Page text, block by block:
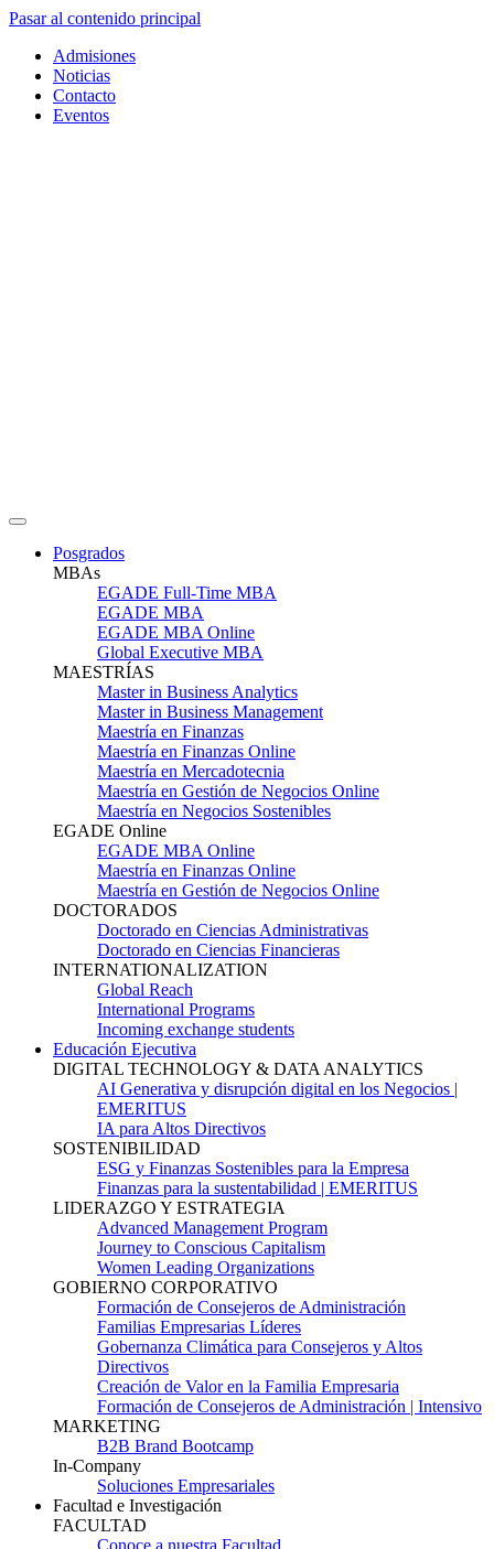
Pasar al contenido principal
Admisiones
Noticias
Contacto
Eventos
Posgrados
MBAs
EGADE Full-Time MBA
EGADE MBA
EGADE MBA Online
Global Executive MBA
MAESTRÍAS
Master in Business Analytics
Master in Business Management
Maestría en Finanzas
Maestría en Finanzas Online
Maestría en Mercadotecnia
Maestría en Gestión de Negocios Online
Maestría en Negocios Sostenibles
EGADE Online
EGADE MBA Online
Maestría en Finanzas Online
Maestría en Gestión de Negocios Online
DOCTORADOS
Doctorado en Ciencias Administrativas
Doctorado en Ciencias Financieras
INTERNATIONALIZATION
Global Reach
International Programs
Incoming exchange students
Educación Ejecutiva
DIGITAL TECHNOLOGY & DATA ANALYTICS
AI Generativa y disrupción digital en los Negocios |
EMERITUS
IA para Altos Directivos
SOSTENIBILIDAD
ESG y Finanzas Sostenibles para la Empresa
Finanzas para la sustentabilidad | EMERITUS
LIDERAZGO Y ESTRATEGIA
Advanced Management Program
Journey to Conscious Capitalism
Women Leading Organizations
GOBIERNO CORPORATIVO
Formación de Consejeros de Administración
Familias Empresarias Líderes
Gobernanza Climática para Consejeros y Altos
Directivos
Creación de Valor en la Familia Empresaria
Formación de Consejeros de Administración | Intensivo
MARKETING
B2B Brand Bootcamp
In-Company
Soluciones Empresariales
Facultad e Investigación
FACULTAD
Conoce a nuestra Facultad